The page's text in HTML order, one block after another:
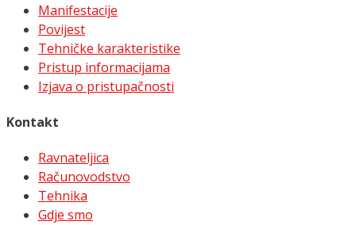
Manifestacije
Povijest
Tehničke karakteristike
Pristup informacijama
Izjava o pristupačnosti
Kontakt
Ravnateljica
Računovodstvo
Tehnika
Gdje smo